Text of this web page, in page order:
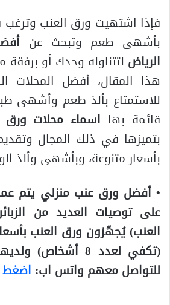
فإذا اشتهيت ورق العنب
بأشهى طعم وتبحث عن
الرياض لتتناوله وحدك أو
هذا المقال، أفضل المحلات
للاستمتاع بألذ طعم وأشهى
قائمة بها اسماء محلات
بتميزها في ذلك المجال
بأسعار متنوعة، وبأشهى وألذ
• أفضل ورق عنب منزلي يتم
على توصيات العديد من
(تكفي لعدد 8
للتواصل معهم واتس اب: اضغط